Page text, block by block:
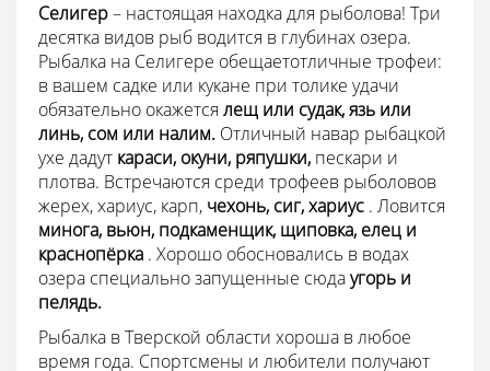
Селигер– настоящая находка для рыболова! Три
десятка видов рыб водится в глубинах озера.
Рыбалка на Селигере обещаетотличные трофеи:
в вашем садке или кукане при толике удачи
обязательно окажется лещ или судак, язь или
линь, сом или налим. Отличный навар рыбацкой
ухе дадут караси, окуни, ряпушки, пескари и
плотва. Встречаются среди трофеев рыболовов
жерех, хариус, карп, чехонь, сиг, хариус . Ловится
минога, вьюн, подкаменщик, щиповка, елец и
краснопёрка . Хорошо обосновались в водах
озера специально запущенные сюдаугорь и
пелядь.
Рыбалка в Тверской области хороша в любое
время года. Спортсмены и любители получают